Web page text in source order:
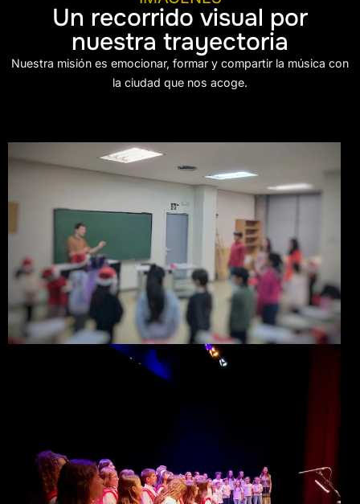
Un recorrido visual por
nuestra trayectoria
Nuestra misión es emocionar, formar y compartir la música con
la ciudad que nos acoge.